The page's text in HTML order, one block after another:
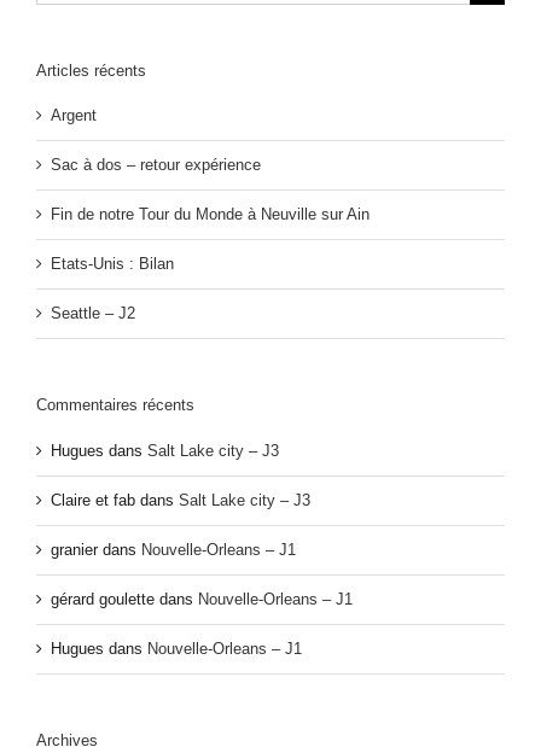
Articles récents
Argent
Sac à dos – retour expérience
Fin de notre Tour du Monde à Neuville sur Ain
Etats-Unis : Bilan
Seattle – J2
Commentaires récents
Hugues dans Salt Lake city – J3
Claire et fab dans Salt Lake city – J3
granierdans Nouvelle-Orleans – J1
gérard goulette dans Nouvelle-Orleans – J1
Hugues dans Nouvelle-Orleans – J1
Archives